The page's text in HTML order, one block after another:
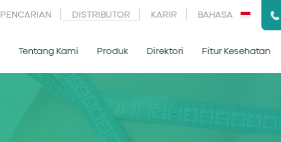
PENCARIAN DISTRIBUTOR KARIR BAHASA
Tentang Kami Produk Direktori Fitur Kesehatan